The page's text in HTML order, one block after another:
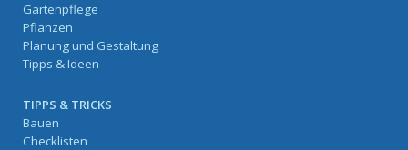
Gartenpflege
Pflanzen
Planung und Gestaltung
Tipps & Ideen
TIPPS & TRICKS
Bauen
Checklisten